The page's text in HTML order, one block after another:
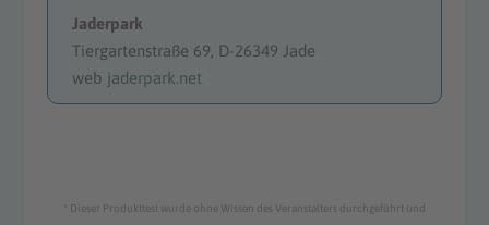
Jaderpark
Tiergartenstraße 69, D-26349 Jade
web jaderpark.net
* Dieser Produkttest wurde ohne Wissen des Veranstalters durchgeführt und